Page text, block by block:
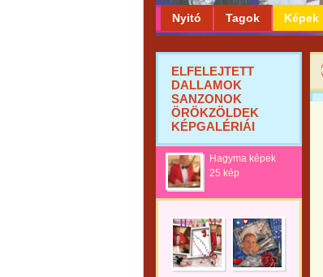
Nyitó Tagok Képek
ELFELEJTETT
DALLAMOK
SANZONOK
ÖRÖKZÖLDEK
KÉPGALÉRIÁI
Hagyma képek
25 kép